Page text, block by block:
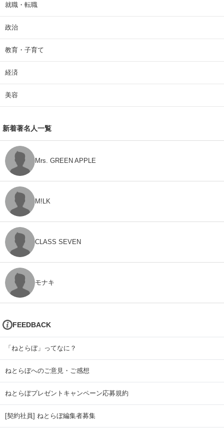
就職・転職
政治
教育・子育て
経済
美容
新着著名人一覧
Mrs. GREEN APPLE
M!LK
CLASS SEVEN
モナキ
FEEDBACK
「ねとらぼ」ってなに？
ねとらぼへのご意見・ご感想
ねとらぼプレゼントキャンペーン応募規約
[契約社員] ねとらぼ編集者募集